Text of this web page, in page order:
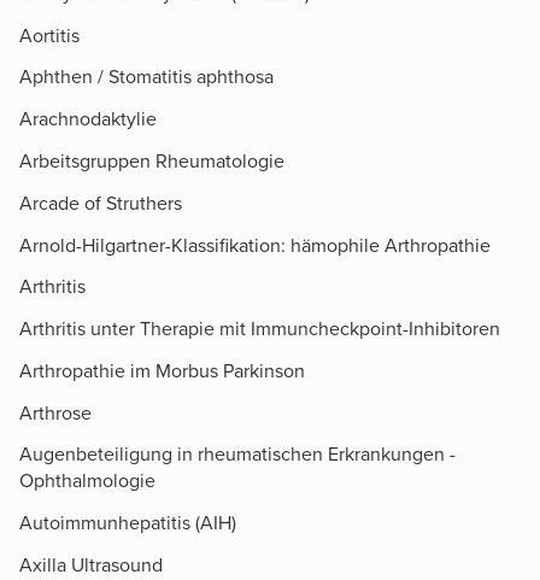
Aortitis
Aphthen / Stomatitis aphthosa
Arachnodaktylie
Arbeitsgruppen Rheumatologie
Arcade of Struthers​
Arnold-Hilgartner-Klassifikation: hämophile Arthropathie
Arthritis
Arthritis unter Therapie mit Immuncheckpoint-Inhibitoren
Arthropathie im Morbus Parkinson
Arthrose
Augenbeteiligung in rheumatischen Erkrankungen -
Ophthalmologie
Autoimmunhepatitis (AIH)
Axilla Ultrasound